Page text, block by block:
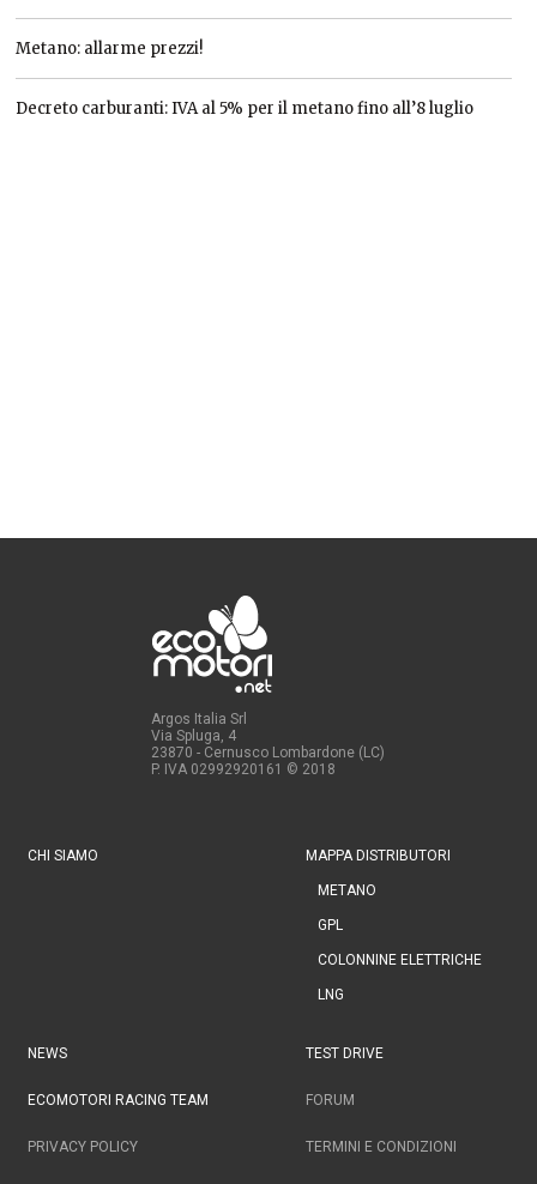
Metano: allarme prezzi!
Decreto carburanti: IVA al 5% per il metano fino all’8 luglio
Argos Italia Srl
Via Spluga, 4
23870 - Cernusco Lombardone (LC)
P. IVA 02992920161 © 2018
CHI SIAMO MAPPA DISTRIBUTORI
METANO
GPL
COLONNINE ELETTRICHE
LNG
NEWS TEST DRIVE
ECOMOTORI RACING TEAM FORUM
PRIVACY POLICY TERMINI E CONDIZIONI